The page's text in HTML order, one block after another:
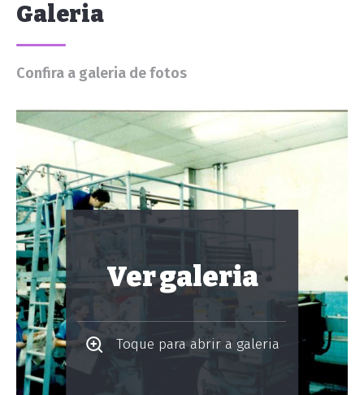
Galeria
Confira a galeria de fotos
Ver galeria
Toque para abrir a galeria